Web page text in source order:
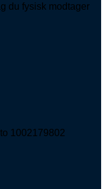
du fysisk modtager
1002179802